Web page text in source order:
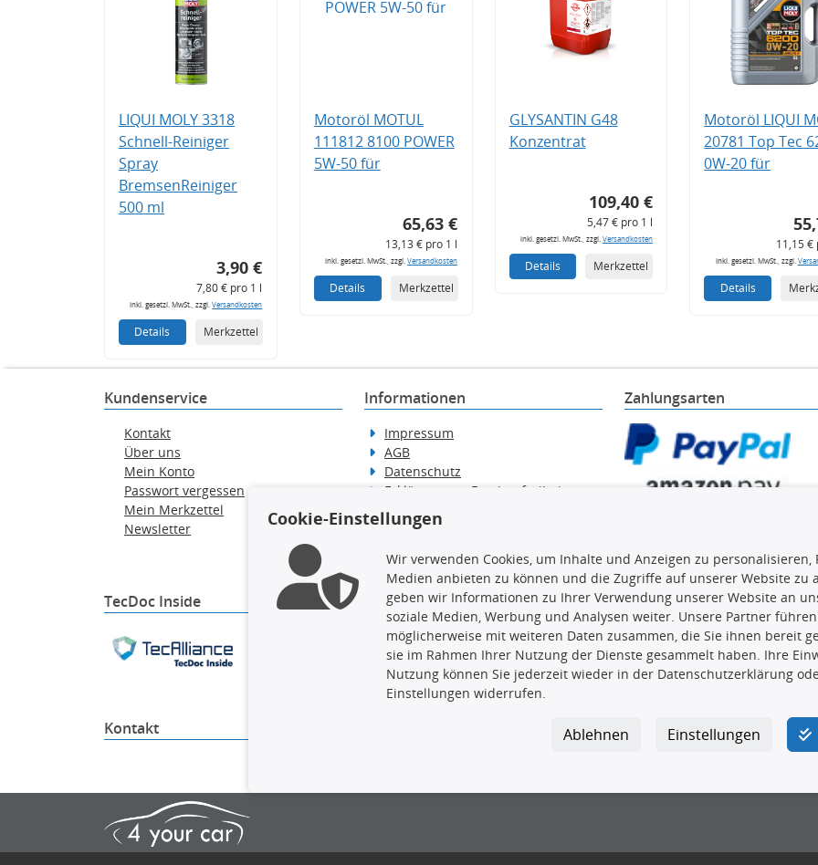
LIQUI MOLY 3318
Schnell-Reiniger
Spray
BremsenReiniger
500 ml
3,90 €
7,80 € pro 1 l
inkl. gesetzl. MwSt., zzgl.Versandkosten
Details Merkzettel
Motoröl MOTUL
111812 8100 POWER
5W-50 für
65,63 €
13,13 € pro 1 l
inkl. gesetzl. MwSt., zzgl.Versandkosten
Details Merkzettel
GLYSANTIN G48
Konzentrat
109,40 €
5,47 € pro 1 l
inkl. gesetzl. MwSt., zzgl. Versandkosten
Details Merkzettel
Motoröl LIQUI
20781 Top Tec
0W-20 für
11,15 €
inkl. gesetzl. MwSt., zzgl.
Details
Kundenservice
Kontakt
Über uns
Mein Konto
Passwort vergessen
Mein Merkzettel
Newsletter
Informationen
Impressum
AGB
Datenschutz
Erklärung zur Barrierefreiheit
Hilfe / Alt-Öl / Batterien
Widerrufsbelehrung
Zahlungsarten
TecDoc Inside
Die hier angezeigten Daten, insbesondere die gesamte Datenbank, dürfen nicht kopiert
gesamte Datenbank ohne vorherige Zustimmung TecDocs zu vervielfältigen, zu
ausführen zu lassen. Ein Zuwiderhandeln stellt eine Urheberrechtsverletzung dar und
Kontakt
Cookie-Einstellungen
Wir verwenden Cookies, um Inhalte und Anzeigen zu
Medien anbieten zu können und die Zugriffe auf unserer Website zu
geben wir Informationen zu Ihrer Verwendung unserer Website an
soziale Medien, Werbung und Analysen weiter. Unsere Partner
möglicherweise mit weiteren Daten zusammen, die Sie ihnen bereit
sie im Rahmen Ihrer Nutzung der Dienste gesammelt haben. Ihre
Nutzung können Sie jederzeit wieder in der Datenschutzerklärung
Einstellungen widerrufen.
Einstellungen
Ablehnen